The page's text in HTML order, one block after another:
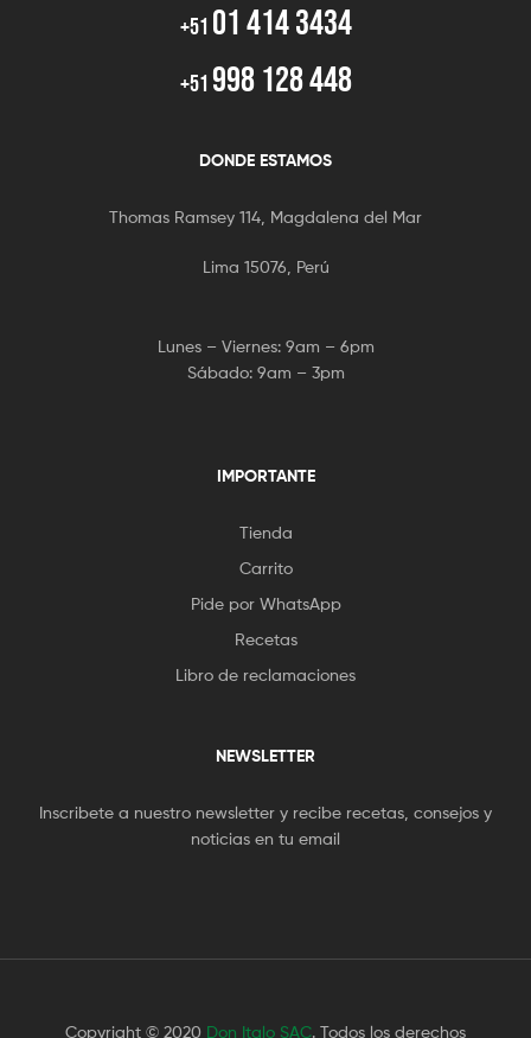
+51 01 414 3434
+51 998 128 448
DONDE ESTAMOS
Thomas Ramsey 114, Magdalena del Mar
Lima 15076, Perú
Lunes – Viernes: 9am – 6pm
Sábado: 9am – 3pm
IMPORTANTE
Tienda
Carrito
Pide por WhatsApp
Recetas
Libro de reclamaciones
NEWSLETTER
Inscribete a nuestro newsletter y recibe recetas, consejos y
noticias en tu email
Copyright © 2020 Don Italo SAC. Todos los derechos